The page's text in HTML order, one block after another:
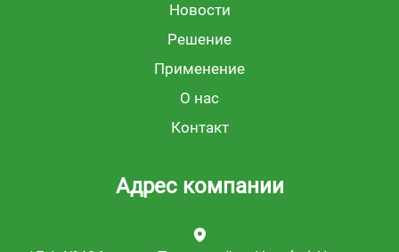
Новости
Решение
Применение
О нас
Контакт
Адрес компании